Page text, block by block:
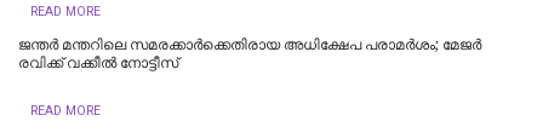
READ MORE
ജന്തർ മന്തറിലെ സമരക്കാർക്കെതിരായ അധിക്ഷേപ പരാമർശം; മേജർ
രവിക്ക് വക്കീൽ നോട്ടീസ്
READ MORE